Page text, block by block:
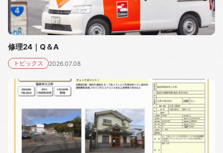
修理24｜Q＆A
トピックス 2026.07.08